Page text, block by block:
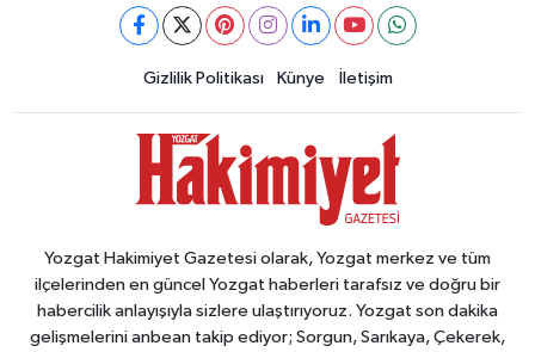
Gizlilik Politikası Künye İletişim
Yozgat Hakimiyet Gazetesi olarak, Yozgat merkez ve tüm
ilçelerinden en güncel Yozgat haberleri tarafsız ve doğru bir
habercilik anlayışıyla sizlere ulaştırıyoruz. Yozgat son dakika
gelişmelerini anbean takip ediyor; Sorgun, Sarıkaya, Çekerek,